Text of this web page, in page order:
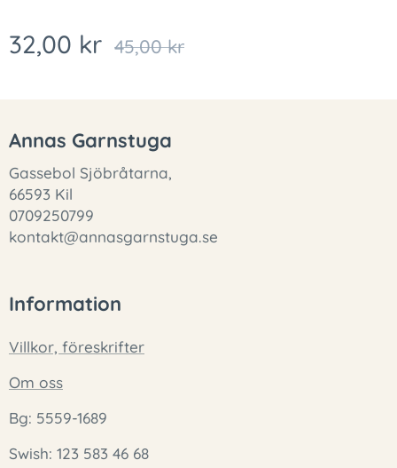
32,00 kr 45,00kr
Annas Garnstuga
Gassebol Sjöbråtarna,
66593 Kil
0709250799
kontakt@annasgarnstuga.se
Information
Villkor, föreskrifter
Om oss
Bg: 5559-1689
Swish: 123 583 46 68